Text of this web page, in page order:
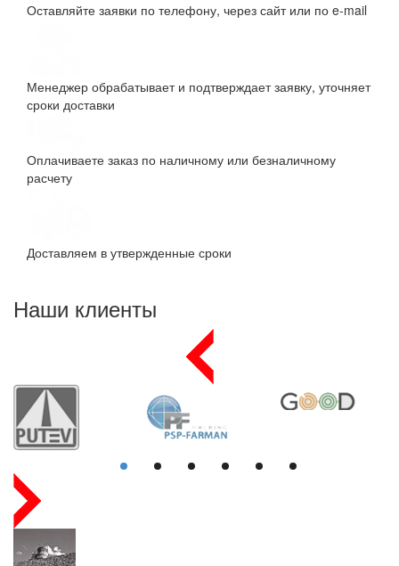
Оставляйте заявки по телефону, через сайт или по e-mail
Менеджер обрабатывает и подтверждает заявку, уточняет
сроки доставки
Оплачиваете заказ по наличному или безналичному
расчету
Доставляем в утвержденные сроки
Наши клиенты